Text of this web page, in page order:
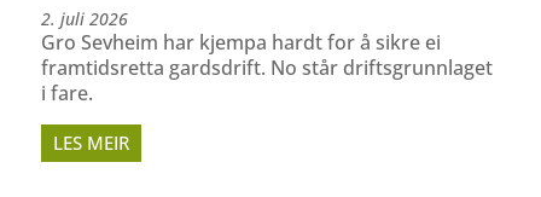
2. juli 2026
Gro Sevheim har kjempa hardt for å sikre ei
framtidsretta gardsdrift. No står driftsgrunnlaget
i fare.
LES MEIR